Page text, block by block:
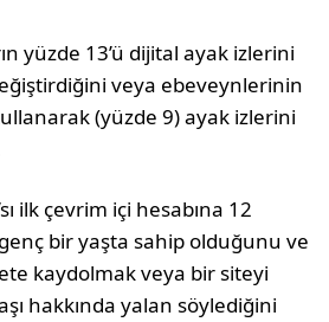
yüzde 13’ü dijital ayak izlerini
veya ebeveynlerinin
(yüzde 9) ayak izlerini
ilk çevrim içi hesabına 12
bir yaşta sahip olduğunu ve
kaydolmak veya bir siteyi
hakkında yalan söylediğini